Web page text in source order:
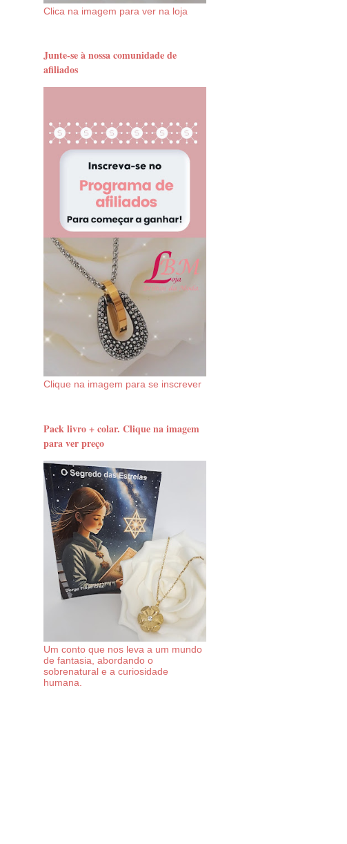
Clica na imagem para ver na loja
Junte-se à nossa comunidade de
afiliados
Clique na imagem para se inscrever
Pack livro + colar. Clique na imagem
para ver preço
Um conto que nos leva a um mundo
de fantasia, abordando o
sobrenatural e a curiosidade
humana.